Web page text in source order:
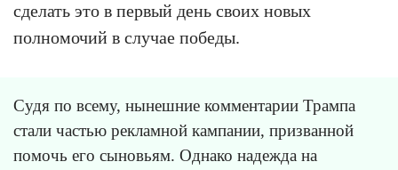
сделать это в первый день своих новых
полномочий в случае победы.
Судя по всему, нынешние комментарии Трампа
стали частью рекламной кампании, призванной
помочь его сыновьям. Однако надежда на